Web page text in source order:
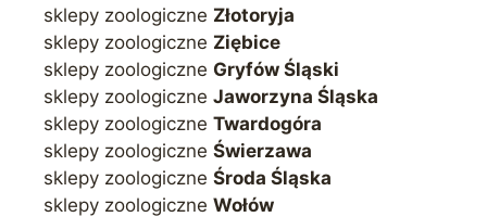
sklepy zoologiczne Złotoryja
sklepy zoologiczne Ziębice
sklepy zoologiczne Gryfów Śląski
sklepy zoologiczne Jaworzyna Śląska
sklepy zoologiczne Twardogóra
sklepy zoologiczne Świerzawa
sklepy zoologiczne Środa Śląska
sklepy zoologiczne Wołów